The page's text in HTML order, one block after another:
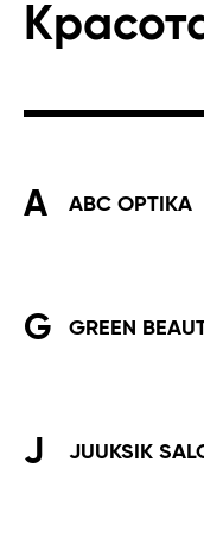
A ABC OPTIKA
G GREEN
J JUUKSIK